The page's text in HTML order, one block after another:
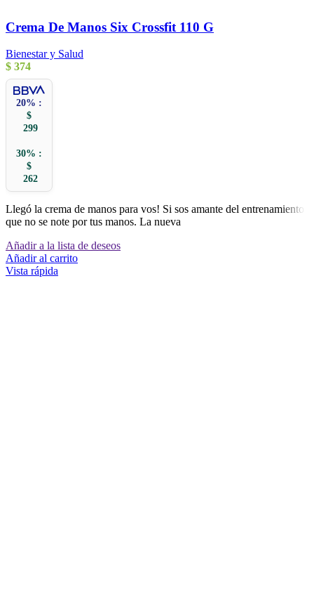
Crema De Manos Six Crossfit 110 G
Bienestar y Salud
$ 374
20% :
$
299
30% :
$
262
Llegó la crema de manos para vos! Si sos amante del entrenamiento,
que no se note por tus manos. La nueva
Añadir a la lista de deseos
Añadir al carrito
Vista rápida